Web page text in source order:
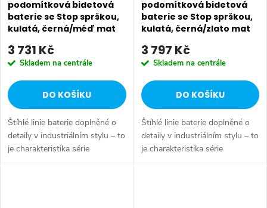
podomítková bidetová
baterie se Stop sprškou,
kulatá, černá/měď mat
3 731 Kč
Skladem na centrále
DO KOŠÍKU
Štíhlé linie baterie doplněné o
detaily v industriálním stylu – to
je charakteristika série
SOLARIS. Vysoce leštěný
podomítková bidetová
baterie se Stop sprškou,
kulatá, černá/zlato mat
3 797 Kč
Skladem na centrále
DO KOŠÍKU
Štíhlé linie baterie doplněné o
detaily v industriálním stylu – to
je charakteristika série
SOLARIS. Vysoce leštěný